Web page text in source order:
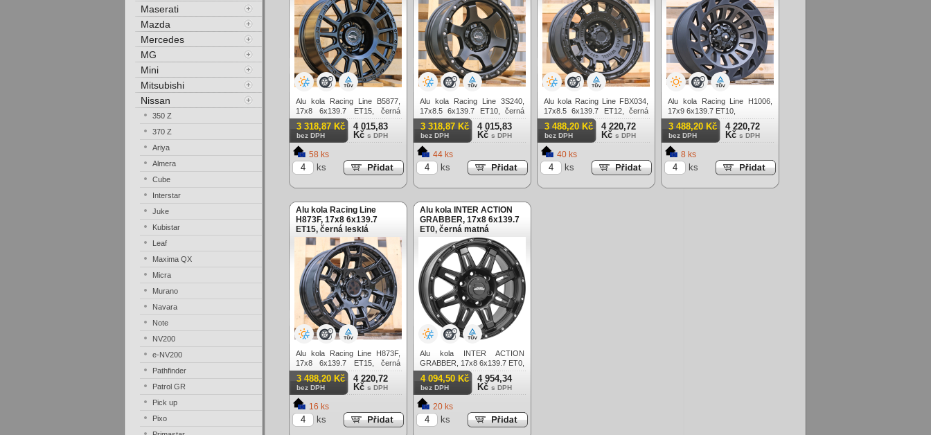
Alu kola Racing Line B5877,
17x8 6x139.7 ET15, černá
matná (zátěžová)
3 318,87 Kč
bez DPH
4 015,83
Kč s DPH
58 ks
ks
Alu kola Racing Line 3S240,
17x8.5 6x139.7 ET10, černá
matná (zátěžová)
3 318,87 Kč
bez DPH
4 015,83
Kč s DPH
44 ks
ks
Alu kola Racing Line FBX034,
17x8.5 6x139.7 ET12, černá
matná (zátěžová)
3 488,20 Kč
bez DPH
4 220,72
Kč s DPH
40 ks
ks
Alu kola Racing Line H1006,
17x9 6x139.7 ET10,
3 488,20 Kč
bez DPH
4 220,72
Kč s DPH
8 ks
ks
Alu kola Racing Line
H873F, 17x8 6x139.7
ET15, černá lesklá
(zátěžová)
Alu kola Racing Line H873F,
17x8 6x139.7 ET15, černá
lesklá (zátěžová)
3 488,20 Kč
bez DPH
4 220,72
Kč s DPH
16 ks
ks
Alu kola INTER ACTION
GRABBER, 17x8 6x139.7
ET0, černá matná
(zátěžová)
Alu kola INTER ACTION
GRABBER, 17x8 6x139.7 ET0,
černá matná (zátěžová)
4 094,50 Kč
bez DPH
4 954,34
Kč s DPH
20 ks
ks
Maserati
Mazda
Mercedes
MG
Mini
Mitsubishi
Nissan
350 Z
370 Z
Ariya
Almera
Cube
Interstar
Juke
Kubistar
Leaf
Maxima QX
Micra
Murano
Navara
Note
NV200
e-NV200
Pathfinder
Patrol GR
Pick up
Pixo